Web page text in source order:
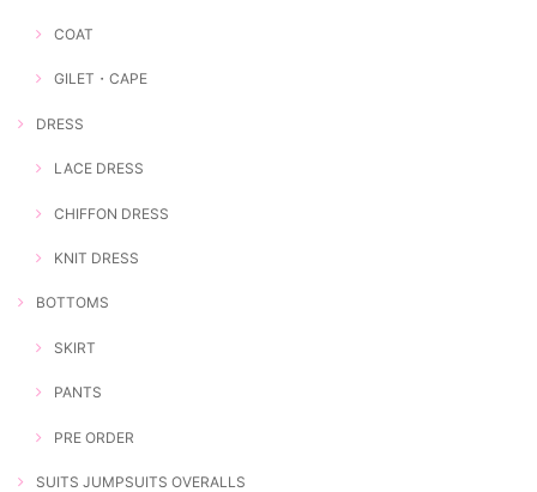
COAT
GILET・CAPE
DRESS
LACE DRESS
CHIFFON DRESS
KNIT DRESS
BOTTOMS
SKIRT
PANTS
PRE ORDER
SUITS JUMPSUITS OVERALLS